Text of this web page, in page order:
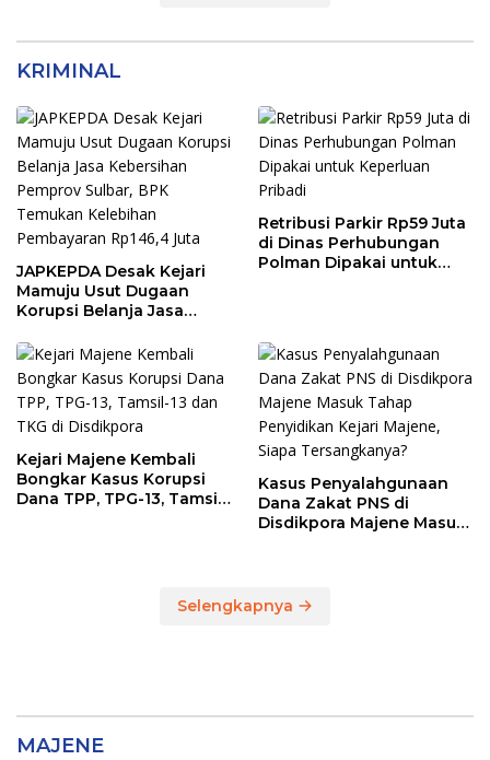
KRIMINAL
JAPKEPDA Desak Kejari
Mamuju Usut Dugaan
Korupsi Belanja Jasa
Sulbar, BPK Temukan
Kelebihan Pembayaran
Rp146,4 Juta
Retribusi Parkir Rp59 Juta
di Dinas Perhubungan
Polman Dipakai untuk
Kejari Majene Kembali
Bongkar Kasus Korupsi
Dana TPP, TPG-13, Tamsil-
Kasus Penyalahgunaan
Dana Zakat PNS di
Disdikpora Majene Masuk
Selengkapnya
MAJENE